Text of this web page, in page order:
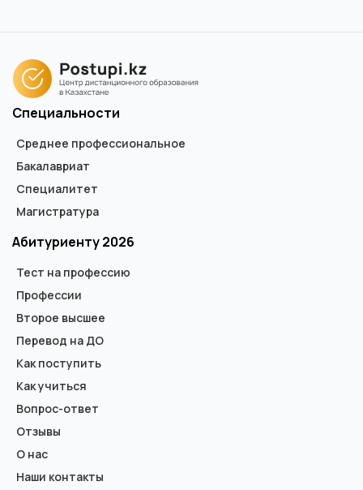
Специальности
Среднее профессиональное
Бакалавриат
Специалитет
Магистратура
Абитуриенту 2026
Тест на профессию
Профессии
Второе высшее
Перевод на ДО
Как поступить
Как учиться
Вопрос-ответ
Отзывы
О нас
Наши контакты